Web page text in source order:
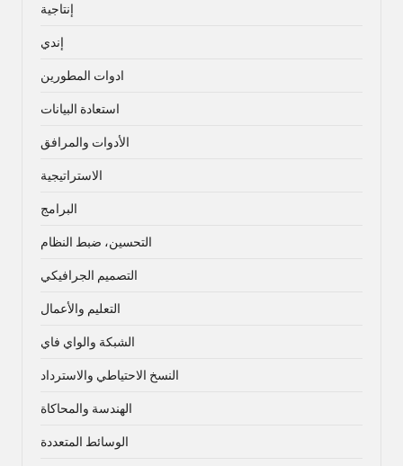
إنتاجية
إندي
ادوات المطورين
استعادة البيانات
الأدوات والمرافق
الاستراتيجية
البرامج
التحسين، ضبط النظام
التصميم الجرافيكي
التعليم والأعمال
الشبكة والواي فاي
النسخ الاحتياطي والاسترداد
الهندسة والمحاكاة
الوسائط المتعددة